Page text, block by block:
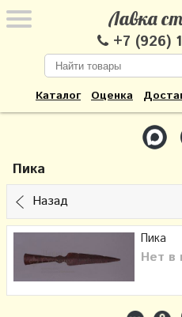
Лавка
+7 (926)
Каталог Оценка
Пика
Назад
Пика
Нет в